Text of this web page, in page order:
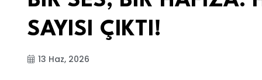
SAYISI ÇIKTI!
13 Haz, 2026